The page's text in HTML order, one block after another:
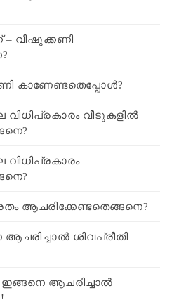
– വിഷുക്കണി
കാണേണ്ടതെപ്പോൾ?
വീടുകളിൽ
ആചരിക്കേണ്ടതെങ്ങനെ?
ശിവപ്രീതി
ആചരിച്ചാൽ